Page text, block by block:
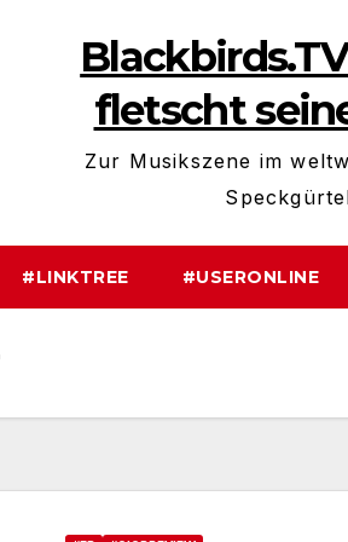
fletscht
Zur Musikszene im
#LINKTREE #USERONLINE